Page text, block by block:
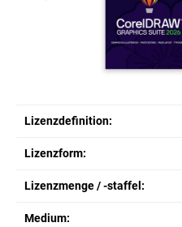
Lizenzdefinition:
Lizenzform:
Lizenzmenge / -staffel:
Medium: